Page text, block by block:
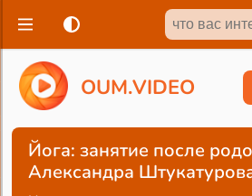
OUM.VIDEO
Йога: занятие после
Александра